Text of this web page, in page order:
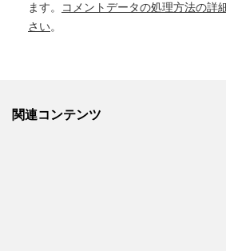
ます。
コメントデータの処理方法の詳
さい。
関連コンテンツ